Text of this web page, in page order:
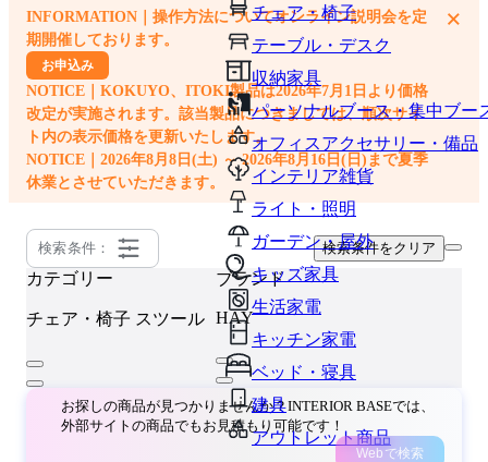
チェア・椅子
テーブル・デスク
収納家具
パーソナルブース・集中ブー
オフィスアクセサリー・備品
インテリア雑貨
ライト・照明
ガーデン・屋外
キッズ家具
生活家電
キッチン家電
ベッド・寝具
建具
アウトレット商品
他のサイトで見つけた商品ページのURLを貼り付けて、カートに追加できます
INFORMATION｜操作方法についてオンライン説明会を定
期開催しております。
お申込み
NOTICE｜KOKUYO、ITOKI製品は2026年7月1日より価格
改定が実施されます。該当製品につきましては、順次サイ
ト内の表示価格を更新いたします。
NOTICE｜2026年8月8日(土) ～ 2026年8月16日(日)まで夏季
休業とさせていただきます。
×
検索条件： 検索条件をクリア
カテゴリー
チェア・椅子 スツール
ブランド
HAY
お探しの商品が見つかりませんか？INTERIOR BASEでは、
外部サイトの商品でもお見積もり可能です！
Webで検索